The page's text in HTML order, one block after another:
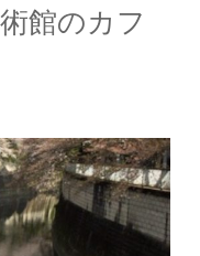
館のカフ